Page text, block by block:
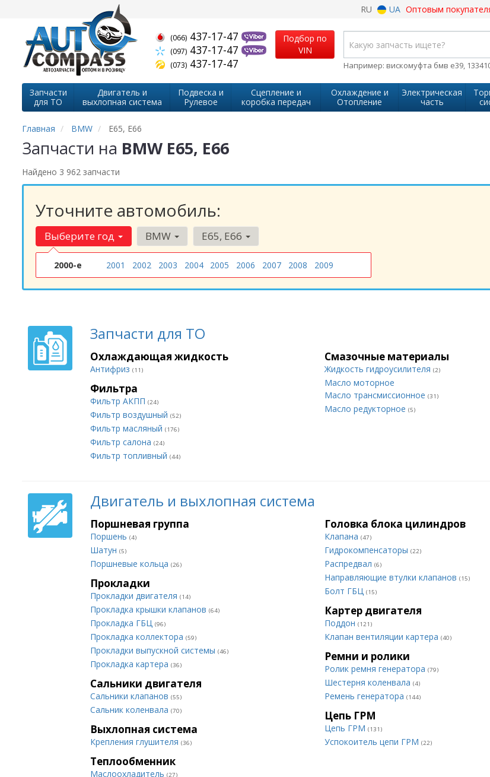
RU UA Оптовым
(066) 437-17-47
(097) 437-17-47
(073) 437-17-47
Подбор по
VIN
Например: вискомуфта бмв е39,
Запчасти
для ТО
Двигатель и
выхлопная система
Подвеска и
Рулевое
Сцепление и
коробка передач
Охлаждение и
Отопление
Электрическая
часть
Главная BMW E65, E66
Запчасти на BMW E65, E66
Найдено 3 962 запчасти
Уточните автомобиль:
Выберите год
2000-е 2001 2002 2003 2004 2005 2006 2007 2008 2009
BMW E65, E66
Запчасти для ТО
Охлаждающая жидкость
Антифриз (11)
Смазочные материалы
Жидкость гидроусилителя (2)
Масло моторное
Масло трансмиссионное (31)
Масло редукторное (5)
Фильтра
Фильтр АКПП (24)
Фильтр воздушный (52)
Фильтр масляный (176)
Фильтр салона (24)
Фильтр топливный (44)
Двигатель и выхлопная система
Поршневая группа
Поршень (4)
Шатун (5)
Поршневые кольца (26)
Головка блока цилиндров
Клапана (47)
Гидрокомпенсаторы (22)
Распредвал (6)
Направляющие втулки клапанов (15)
Болт ГБЦ (15)
Прокладки
Прокладки двигателя (14)
Прокладка крышки клапанов (64)
Прокладка ГБЦ (96)
Прокладка коллектора (59)
Прокладки выпускной системы (46)
Прокладка картера (36)
Картер двигателя
Поддон (121)
Клапан вентиляции картера (40)
Ремни и ролики
Ролик ремня генератора (79)
Шестерня коленвала (4)
Ремень генератора (144)
Сальники двигателя
Сальники клапанов (55)
Сальник коленвала (70) Цепь ГРМ
Цепь ГРМ (131)
Успокоитель цепи ГРМ (22)
Выхлопная система
Крепления глушителя (36)
Теплообменник
Маслоохладитель (27)